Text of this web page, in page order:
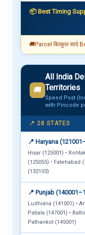
📦 Best Timing
🚚Parcel बिल्कुल सादे
🚚
All India
Territories
Speed Post
with Pincode
📍 28 STATES
📍 Haryana
Hisar (125001) •
(125055) • Fatehabad
(132103)
📍 Punjab
Ludhiana (141001) •
Patiala (147001) •
Pathankot (145001)